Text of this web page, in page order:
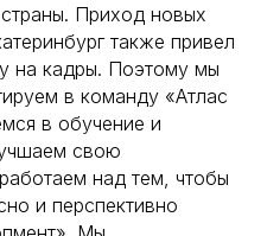
Приход новых
также привел
на кадры. Поэтому мы
в команду «Атлас
в обучение и
свою
над тем, чтобы
и перспективно